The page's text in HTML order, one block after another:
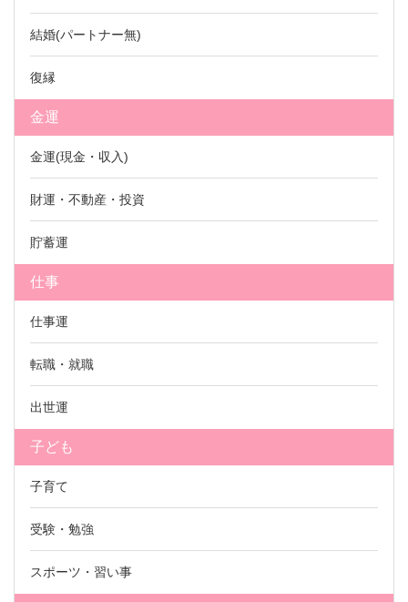
結婚(パートナー無)
復縁
金運
金運(現金・収入)
財運・不動産・投資
貯蓄運
仕事
仕事運
転職・就職
出世運
子ども
子育て
受験・勉強
スポーツ・習い事